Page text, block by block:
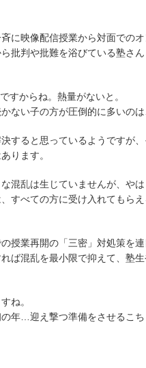
に映像配信授業から対面での
批判や批難を浴びている塾さ
すからね。熱量がないと。
ない子の方が圧倒的に多いのは
すると思っているようですが
ります。
混乱は生じていませんが、や
すべての方に受け入れてもら
授業再開の「三密」対処策を連
ば混乱を最小限で抑えて、塾
ね。
年…迎え撃つ準備をさせるこ